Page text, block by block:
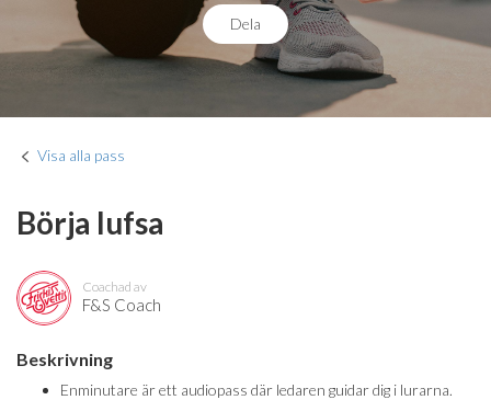
Dela
Visa alla pass
Börja lufsa
Coachad av
F&S Coach
Beskrivning
Enminutare är ett audiopass där ledaren guidar dig i lurarna.